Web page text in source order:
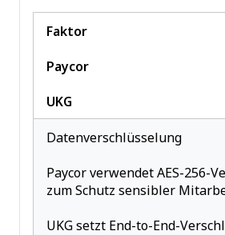
Faktor
Paycor
UKG
Datenverschlüsselung
Paycor verwendet AES-256-
zum Schutz sensibler
UKG setzt End-to-End-